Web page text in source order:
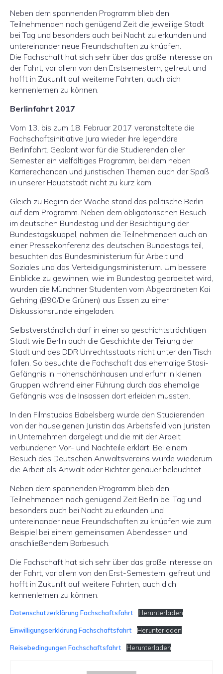
Neben dem spannenden Programm blieb den
Teilnehmenden noch genügend Zeit die jeweilige Stadt
bei Tag und besonders auch bei Nacht zu erkunden und
untereinander neue Freundschaften zu knüpfen.
Die Fachschaft hat sich sehr über das große Interesse an
der Fahrt, vor allem von den Erstsemestern, gefreut und
hofft in Zukunft auf weiterne Fahrten, auch dich
kennenlernen zu können.
Berlinfahrt 2017
Vom 13. bis zum 18. Februar 2017 veranstaltete die
Fachschaftsinitiative Jura wieder ihre legendäre
Berlinfahrt. Geplant war für die Studierenden aller
Semester ein vielfältiges Programm, bei dem neben
Karrierechancen und juristischen Themen auch der Spaß
in unserer Hauptstadt nicht zu kurz kam.
Gleich zu Beginn der Woche stand das politische Berlin
auf dem Programm. Neben dem obligatorischen Besuch
im deutschen Bundestag und der Besichtigung der
Bundestagskuppel, nahmen die Teilnehmenden auch an
einer Pressekonferenz des deutschen Bundestags teil,
besuchten das Bundesministerium für Arbeit und
Soziales und das Verteidigungsministerium. Um bessere
Einblicke zu gewinnen, wie im Bundestag gearbeitet wird,
wurden die Münchner Studenten vom Abgeordneten Kai
Gehring (B90/Die Grünen) aus Essen zu einer
Diskussionsrunde eingeladen.
Selbstverständlich darf in einer so geschichtsträchtigen
Stadt wie Berlin auch die Geschichte der Teilung der
Stadt und des DDR Unrechtsstaats nicht unter den Tisch
fallen. So besuchte die Fachschaft das ehemalige Stasi-
Gefängnis in Hohenschönhausen und erfuhr in kleinen
Gruppen während einer Führung durch das ehemalige
Gefängnis was die Insassen dort erleiden mussten.
In den Filmstudios Babelsberg wurde den Studierenden
von der hauseigenen Juristin das Arbeitsfeld von Juristen
in Unternehmen dargelegt und die mit der Arbeit
verbundenen Vor- und Nachteile erklärt. Bei einem
Besuch des Deutschen Anwaltsvereins wurde wiederum
die Arbeit als Anwalt oder Richter genauer beleuchtet.
Neben dem spannenden Programm blieb den
Teilnehmenden noch genügend Zeit Berlin bei Tag und
besonders auch bei Nacht zu erkunden und
untereinander neue Freundschaften zu knüpfen wie zum
Beispiel bei einem gemeinsamen Abendessen und
anschließendem Barbesuch.
Die Fachschaft hat sich sehr über das große Interesse an
der Fahrt, vor allem von den Erst-Semestern, gefreut und
hofft in Zukunft auf weitere Fahrten, auch dich
kennenlernen zu können.
Datenschutzerklärung Fachschaftsfahrt Herunterladen
Einwilligungserklärung Fachschaftsfahrt Herunterladen
Reisebedingungen Fachschaftsfahrt Herunterladen